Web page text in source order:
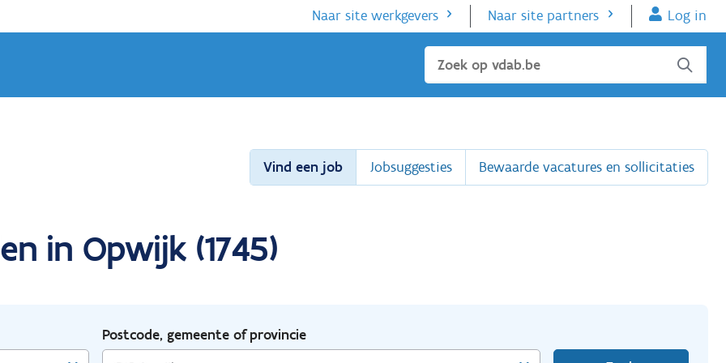
Naar site werkgevers Naar site partners Log in
Sluiten
Vind een job Jobsuggesties Bewaarde vacatures en sollicitaties
in Opwijk (1745)
Postcode, gemeente of provincie